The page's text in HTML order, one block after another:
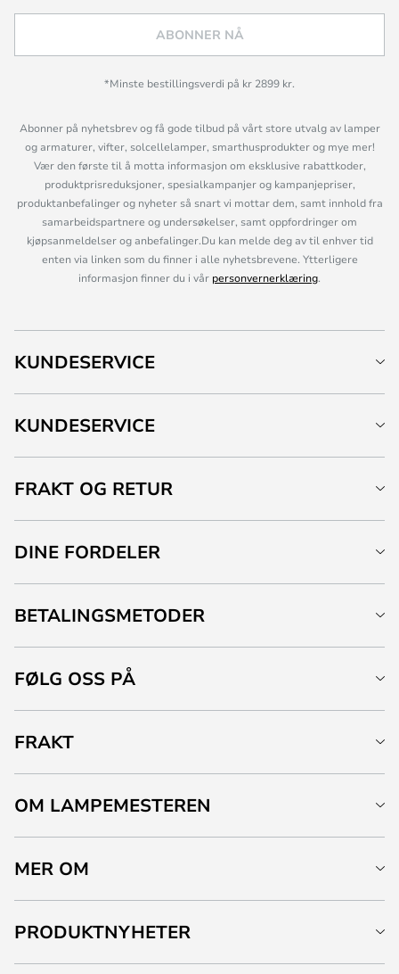
ABONNER NÅ
*Minste bestillingsverdi på kr 2899 kr.
Abonner på nyhetsbrev og få gode tilbud på vårt store utvalg av lamper
og armaturer, vifter, solcellelamper, smarthusprodukter og mye mer!
Vær den første til å motta informasjon om eksklusive rabattkoder,
produktprisreduksjoner, spesialkampanjer og kampanjepriser,
produktanbefalinger og nyheter så snart vi mottar dem, samt innhold fra
samarbeidspartnere og undersøkelser, samt oppfordringer om
kjøpsanmeldelser og anbefalinger.Du kan melde deg av til enhver tid
enten via linken som du finner i alle nyhetsbrevene. Ytterligere
informasjon finner du i vår personvernerklæring.
KUNDESERVICE
KUNDESERVICE
FRAKT OG RETUR
DINE FORDELER
BETALINGSMETODER
FØLG OSS PÅ
FRAKT
OM LAMPEMESTEREN
MER OM
PRODUKTNYHETER